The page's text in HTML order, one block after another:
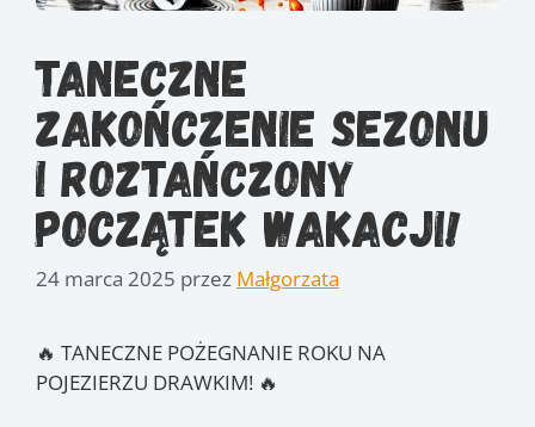
Taneczne
zakończenie sezonu
i roztańczony
początek wakacji!
24 marca 2025 przez Małgorzata
🔥 TANECZNE POŻEGNANIE ROKU NA
POJEZIERZU DRAWKIM! 🔥